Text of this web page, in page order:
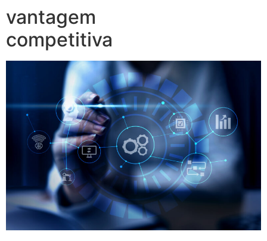
vantagem
competitiva